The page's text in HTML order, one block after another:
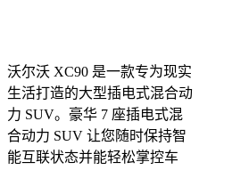
沃尔沃 XC90 是一款专为现实
生活打造的大型插电式混合动
力 SUV。豪华 7 座插电式混
合动力 SUV 让您随时保持智
能互联状态并能轻松掌控车